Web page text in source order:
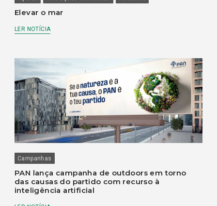
Elevar o mar
LER NOTÍCIA
Campanhas
PAN lança campanha de outdoors em torno
das causas do partido com recurso à
inteligência artificial